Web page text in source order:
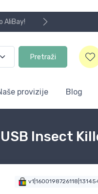
AliBay!
Pretraži
provizije Blog
Insect